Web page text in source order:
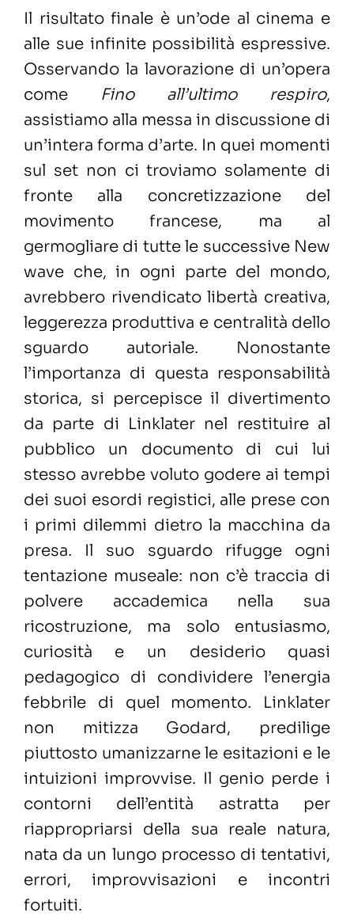
Il risultato finale è un’ode al cinema e
alle sue infinite possibilità espressive.
Osservando la lavorazione di un’opera
come Fino all’ultimo respiro,
assistiamo alla messa in discussione di
un’intera forma d’arte. In quei momenti
sul set non ci troviamo solamente di
fronte alla concretizzazione del
movimento francese, ma al
germogliare di tutte le successive New
wave che, in ogni parte del mondo,
avrebbero rivendicato libertà creativa,
leggerezza produttiva e centralità dello
sguardo autoriale. Nonostante
l’importanza di questa responsabilità
storica, si percepisce il divertimento
da parte di Linklater nel restituire al
pubblico un documento di cui lui
stesso avrebbe voluto godere ai tempi
dei suoi esordi registici, alle prese con
i primi dilemmi dietro la macchina da
presa. Il suo sguardo rifugge ogni
tentazione museale: non c’è traccia di
polvere accademica nella sua
ricostruzione, ma solo entusiasmo,
curiosità e un desiderio quasi
pedagogico di condividere l’energia
febbrile di quel momento. Linklater
non mitizza Godard, predilige
piuttosto umanizzarne le esitazioni e le
intuizioni improvvise. Il genio perde i
contorni dell’entità astratta per
riappropriarsi della sua reale natura,
nata da un lungo processo di tentativi,
errori, improvvisazioni e incontri
fortuiti.